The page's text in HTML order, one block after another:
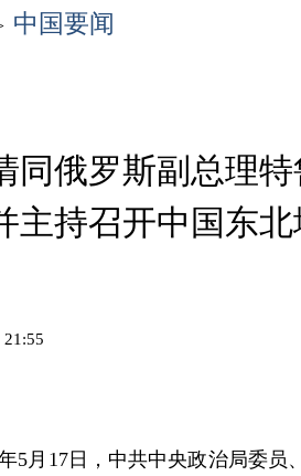
中国要闻
同俄罗斯副总理
主持召开中国东
21:55
5月17日，中共中央政治局委